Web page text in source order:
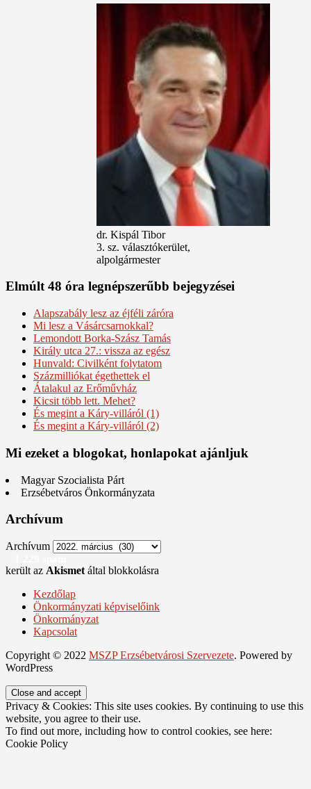
dr. Kispál Tibor
3. sz. választókerület,
alpolgármester
Elmúlt 48 óra legnépszerűbb bejegyzései
Alapszabály lesz az éjféli záróra
Mi lesz a Vásárcsarnokkal?
Lemondott Borka-Szász Tamás
Király utca 27.: vissza az egész
Hunvald: Civilként folytatom
Százmilliókat égethettek el
Átalakul az Erőművház
Kicsit több lett. Mehet?
És megint a Káry-villáról (1)
És megint a Káry-villáról (2)
Mi ezeket a blogokat, honlapokat ajánljuk
Magyar Szocialista Párt
Erzsébetváros Önkormányzata
Archívum
Archívum
került az Akismet által blokkolásra
Kezdőlap
Önkormányzati képviselőink
Önkormányzat
Kapcsolat
Copyright © 2022 MSZP Erzsébetvárosi Szervezete. Powered by
WordPress
Privacy & Cookies: This site uses cookies. By continuing to use this
website, you agree to their use.
To find out more, including how to control cookies, see here:
Cookie Policy